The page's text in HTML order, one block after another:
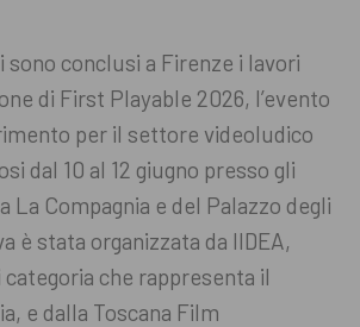
sono conclusi a Firenze i lavori
di First Playable 2026, l’evento
per il settore videoludico
dal 10 al 12 giugno presso gli
La Compagnia e del Palazzo degli
è stata organizzata da IIDEA,
categoria che rappresenta il
e dalla Toscana Film